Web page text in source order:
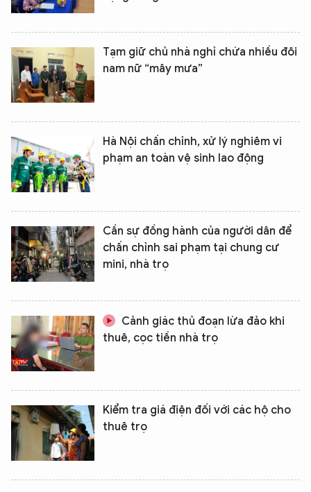
Tạm giữ chủ nhà nghỉ chứa nhiều đôi
nam nữ “mây mưa”
Hà Nội chấn chỉnh, xử lý nghiêm vi
phạm an toàn vệ sinh lao động
Cần sự đồng hành của người dân để
chấn chỉnh sai phạm tại chung cư
mini, nhà trọ
Cảnh giác thủ đoạn lừa đảo khi
thuê, cọc tiền nhà trọ
Kiểm tra giá điện đối với các hộ cho
thuê trọ